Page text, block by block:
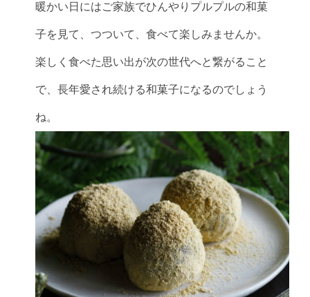
暖かい日にはご家族でひんやりプルプルの和菓
子を見て、つついて、食べて楽しみませんか。
楽しく食べた思い出が次の世代へと繋がること
で、長年愛され続ける和菓子になるのでしょう
ね。